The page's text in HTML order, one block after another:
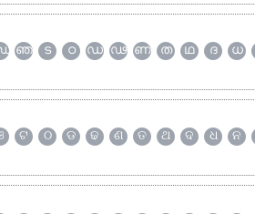
ഞ ട ഠ ഡ ഢ ണ ത ഥ ദ ധ
ଟ ଠ ଡ ଢ ଣ ତ ଥ ଦ ଧ ନ